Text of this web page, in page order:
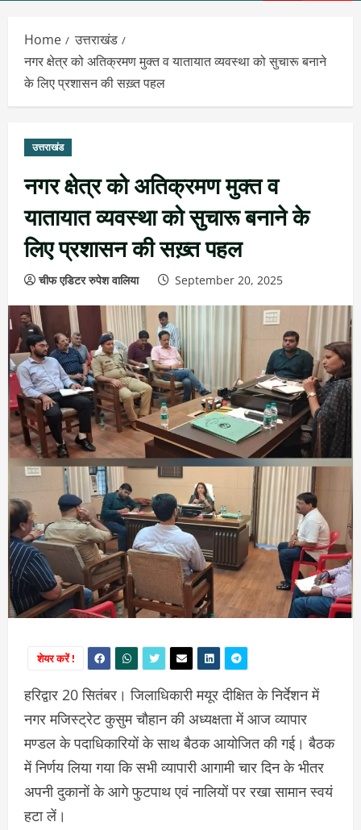
Home
उत्तराखंड
नगर क्षेत्र को अतिक्रमण मुक्त व यातायात व्यवस्था को सुचारू बनाने
के लिए प्रशासन की सख़्त पहल
उत्तराखंड
नगर क्षेत्र को अतिक्रमण मुक्त व
यातायात व्यवस्था को सुचारू बनाने के
लिए प्रशासन की सख़्त पहल
चीफ एडिटर रुपेश वालिया September 20, 2025
शेयर करें !
हरिद्वार 20 सितंबर। जिलाधिकारी मयूर दीक्षित के निर्देशन में
नगर मजिस्ट्रेट कुसुम चौहान की अध्यक्षता में आज व्यापार
मण्डल के पदाधिकारियों के साथ बैठक आयोजित की गई। बैठक
में निर्णय लिया गया कि सभी व्यापारी आगामी चार दिन के भीतर
अपनी दुकानों के आगे फुटपाथ एवं नालियों पर रखा सामान स्वयं
हटा लें।